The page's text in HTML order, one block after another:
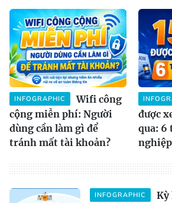
INFOGRAPHIC
Wifi công
cộng miễn phí: Người
dùng cần làm gì để
tránh mất tài khoản?
được
qua: 6
INFOGRAPHIC
Kỳ